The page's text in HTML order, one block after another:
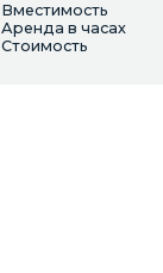
Вместимость
Аренда в часах
Стоимость